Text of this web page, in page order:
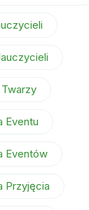
Eventu
Eventów
Przyjęcia